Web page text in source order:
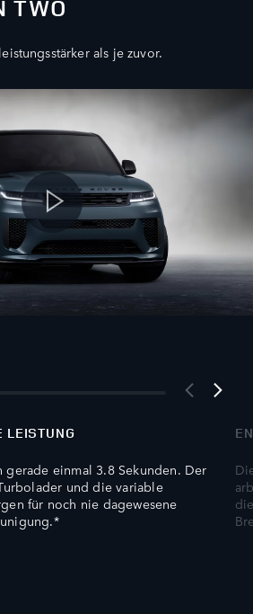
TWO
als je zuvor.
LEISTUNG
gerade einmal 3.8 Sekunden. Der
und die variable
für noch nie dagewesene